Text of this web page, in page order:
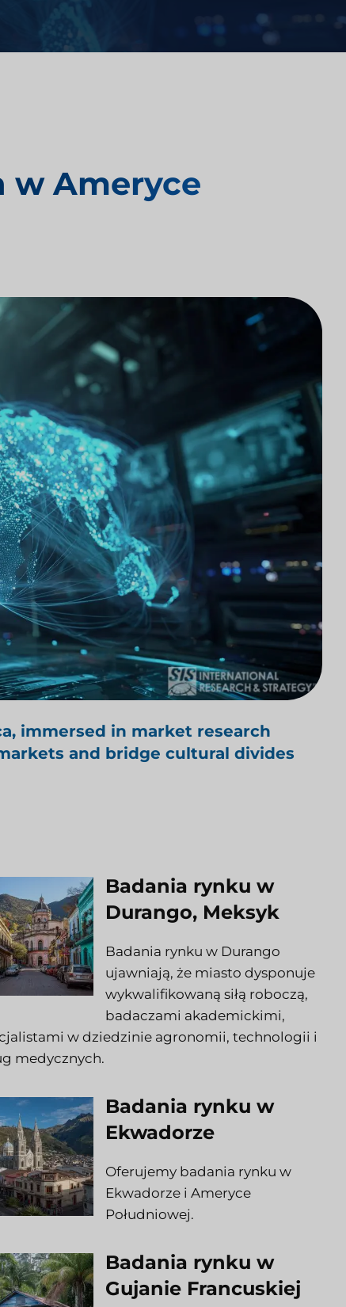
Analiza konkurencji kancelarii
Badania rynku kancelarii prawnych
w Ameryce
immersed in market research
and bridge cultural divides
Badania rynku w
Durango, Meksyk
Badania rynku w Durango
ujawniają, że miasto dysponuje
wykwalifikowaną siłą roboczą,
badaczami akademickimi,
w dziedzinie agronomii, technologii i
medycznych.
Badania rynku w
Ekwadorze
Oferujemy badania rynku w
Ekwadorze i Ameryce
Południowej.
Badania rynku w
Gujanie Francuskiej